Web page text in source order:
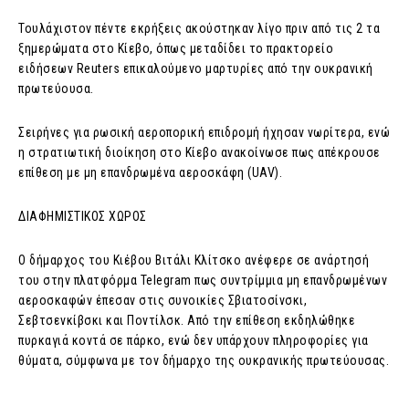
Τουλάχιστον πέντε εκρήξεις ακούστηκαν λίγο πριν από τις 2 τα
ξημερώματα στο Κίεβο, όπως μεταδίδει το πρακτορείο
ειδήσεων Reuters επικαλούμενο μαρτυρίες από την ουκρανική
πρωτεύουσα.
Σειρήνες για ρωσική αεροπορική επιδρομή ήχησαν νωρίτερα, ενώ
η στρατιωτική διοίκηση στο Κίεβο ανακοίνωσε πως απέκρουσε
επίθεση με μη επανδρωμένα αεροσκάφη (UAV).
ΔΙΑΦΗΜΙΣΤΙΚΟΣ ΧΩΡΟΣ
Ο δήμαρχος του Κιέβου Βιτάλι Κλίτσκο ανέφερε σε ανάρτησή
του στην πλατφόρμα Telegram πως συντρίμμια μη επανδρωμένων
αεροσκαφών έπεσαν στις συνοικίες Σβιατοσίνσκι,
Σεβτσενκίβσκι και Ποντίλσκ. Από την επίθεση εκδηλώθηκε
πυρκαγιά κοντά σε πάρκο, ενώ δεν υπάρχουν πληροφορίες για
θύματα, σύμφωνα με τον δήμαρχο της ουκρανικής πρωτεύουσας.